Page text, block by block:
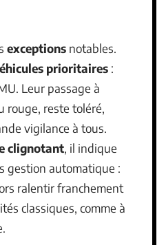
exceptions notables.
prioritaires :
Leur passage à
rouge, reste toléré,
vigilance à tous.
clignotant, il indique
gestion automatique :
ralentir franchement
classiques, comme à